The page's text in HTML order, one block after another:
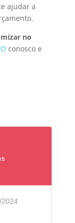
ajudar a
no
conosco e
2024